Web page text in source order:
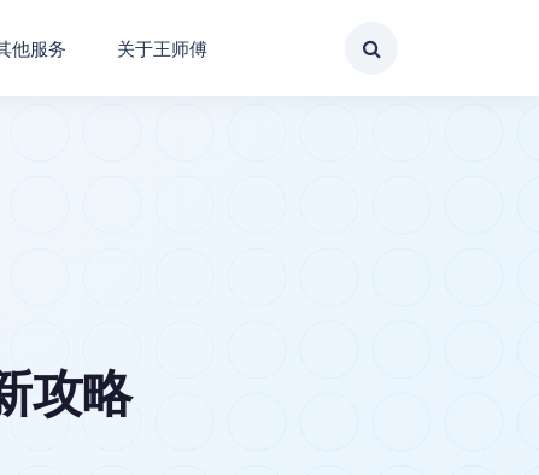
他服务 关于王师傅
攻略